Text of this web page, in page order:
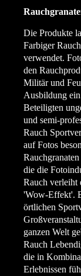
Die Produkte
Farbiger
verwendet.
den
Militär und
Ausbildung
Beteiligten
und semi-
Rauch
auf Fotos
die die
Rauch verleiht
'Wow-Effekt'.
örtlichen
ganzen Welt
Rauch
die in
Erlebnissen